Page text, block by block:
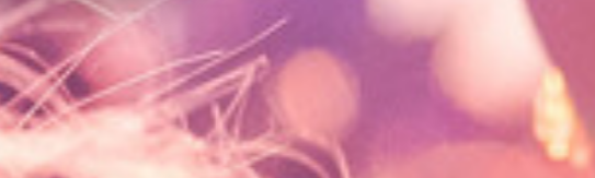
Lees er meer over